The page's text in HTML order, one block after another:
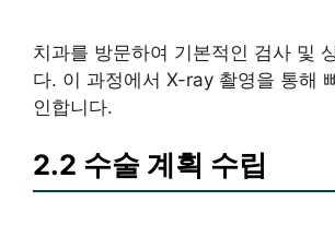
치과를 방문하여 기본적인 검사 및
다. 이 과정에서 X-ray 촬영을 통해
인합니다.
2.2 수술 계획 수립